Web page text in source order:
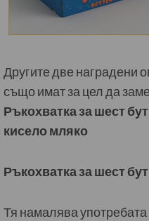
Другите две наградени
също имат за цел да
Ръкохватка за шест
кисело мляко
Ръкохватка за шест
Тя намалява